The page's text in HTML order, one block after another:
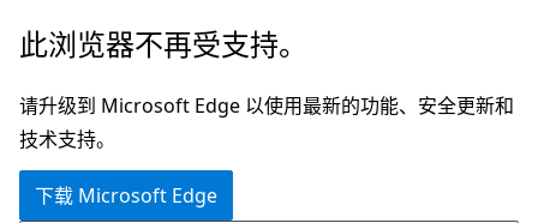
跳
主
要
内
此浏览器不再受支持。
请升级到 Microsoft Edge 以使用最新的功能、安全更新和
技术支持。
下载 Microsoft Edge